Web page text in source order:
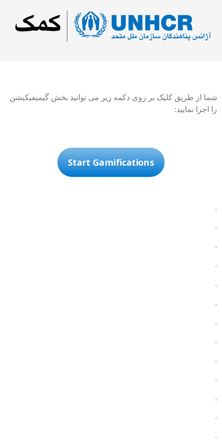
شما از طریق کلیک بر روی دکمه زیر می توانید بخش گیمیفیکیشن
را اجرا نمایید:
Start Gamifications
.
.
.
.
.
.
.
.
.
.
.
.
.